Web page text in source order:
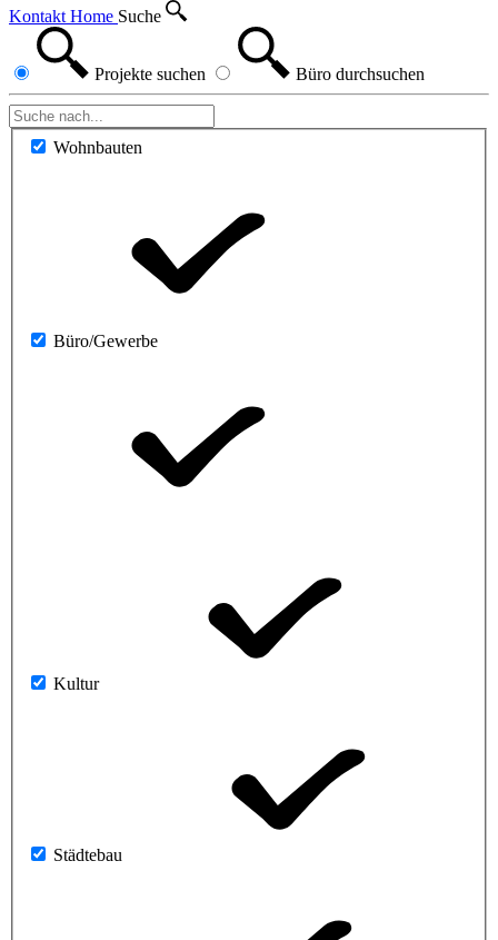
Kontakt Home Suche
Projekte suchen Büro durchsuchen
Wohnbauten
Büro/Gewerbe
Kultur
Städtebau